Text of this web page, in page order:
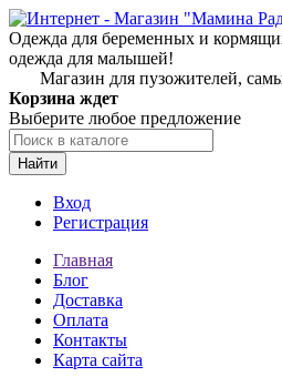
Одежда для беременных и
одежда для малышей!
Магазин для пузожителей,
Корзина ждет
Выберите любое предложение
Найти
Вход
Регистрация
Главная
Блог
Доставка
Оплата
Контакты
Карта сайта